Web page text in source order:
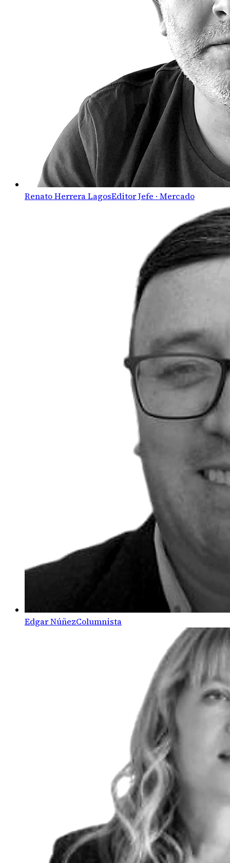
Renato Herrera LagosEditor Jefe · Mercado
Edgar NúñezColumnista